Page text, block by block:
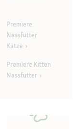
Premiere
Nassfutter
Katze
Premiere Kitten
Nassfutter